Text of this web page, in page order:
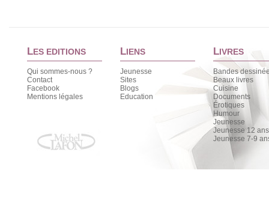
LES EDITIONS
Qui sommes-nous ?
Contact
Facebook
Mentions légales
LIENS
Jeunesse
Sites
Blogs
Education
LIVRES
Bandes
Beaux livres
Cuisine
Documents
Érotiques
Humour
Jeunesse
Jeunesse 12
Jeunesse 7-9